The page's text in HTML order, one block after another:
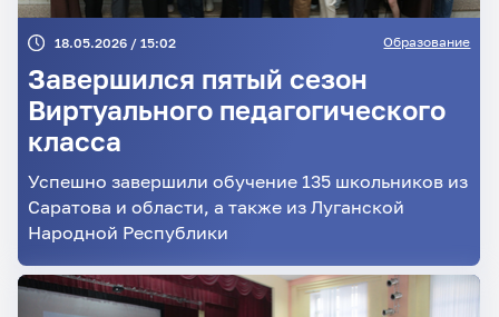
18.05.2026 / 15:02 Образование
Завершился пятый сезон
Виртуального педагогического
класса
Успешно завершили обучение 135 школьников из
Саратова и области, а также из Луганской
Народной Республики